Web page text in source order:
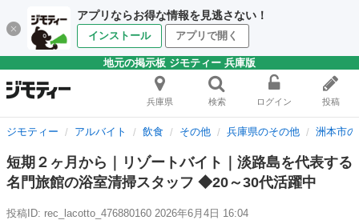
アプリならお得な情報を見逃さない！
インストール アプリで開く
地元の掲示板 ジモティー 兵庫版
兵庫県 検索 ログイン 投稿
ジモティー アルバイト 飲食 その他 兵庫県のその他 洲本市
短期２ヶ月から｜リゾートバイト｜淡路島を代表する
名門旅館の浴室清掃スタッフ ◆20～30代活躍中
投稿ID: rec_lacotto_476880160 2026年6月4日 16:04